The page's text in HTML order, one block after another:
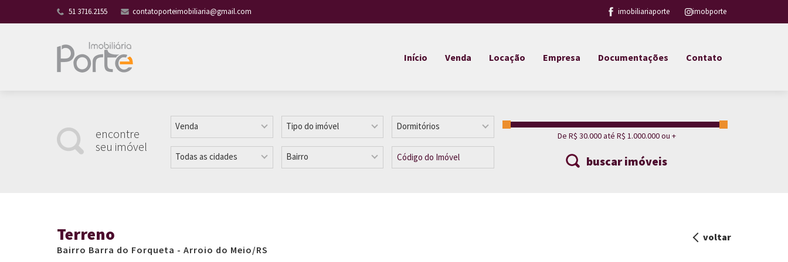
51 3716.2155 contatoporteimobiliaria@gmail.com imobporte
imobiliariaporte
Início Venda Locação Empresa Documentações Contato
encontre
seu imóvel
Venda Tipo do imóvel Dormitórios
Todas as cidades Bairro buscar imóveis
Terreno
Bairro Barra do Forqueta - Arroio do Meio/RS
voltar